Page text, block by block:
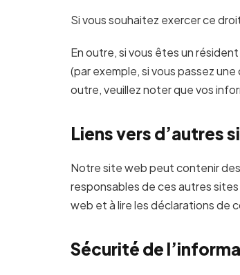
Si vous souhaitez exercer ce
En outre, si vous êtes un
(par exemple, si vous passez
outre, veuillez noter que vos
Liens vers d’autres
Notre site web peut contenir
responsables de ces autres
web et à lire les déclarations de
Sécurité de